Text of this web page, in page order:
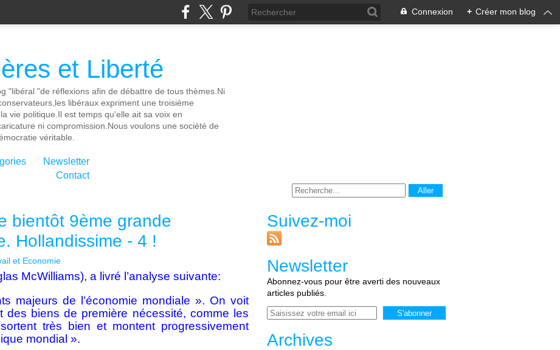
Connexion + Créer mon blog
et Liberté
"libéral "de réflexions afin de débattre de tous thèmes.Ni
libéraux expriment une troisième
vie politique.Il est temps qu'elle ait sa voix en
ni compromission.Nous voulons une socièté de
véritable.
Newsletter
Contact
bientôt 9ème grande
Hollandissime - 4 !
et Economie
McWilliams), a livré l’analyse suivante:
majeurs de l’économie mondiale ». On voit
des biens de première nécessité, comme les
très bien et montent progressivement
mondial ».
Suivez-moi
Newsletter
Abonnez-vous pour être averti des nouveaux
articles publiés.
Email
Archives